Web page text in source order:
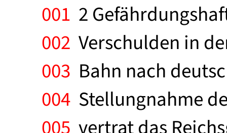
001 2
002 Verschulden in
003 Bahn nach
004 Stellungnahme